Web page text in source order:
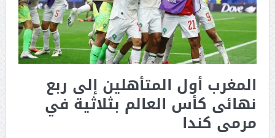
المغرب أول المتأهلين إلى ربع
نهائى كأس العالم بثلاثية في
مرمى كندا